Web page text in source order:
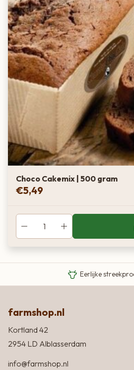
Choco Cakemix | 500 gram
€5,49
Eigen Limousin
Eerlijke
farmshop.nl
Kortland 42
2954 LD Alblasserdam
info@farmshop.nl